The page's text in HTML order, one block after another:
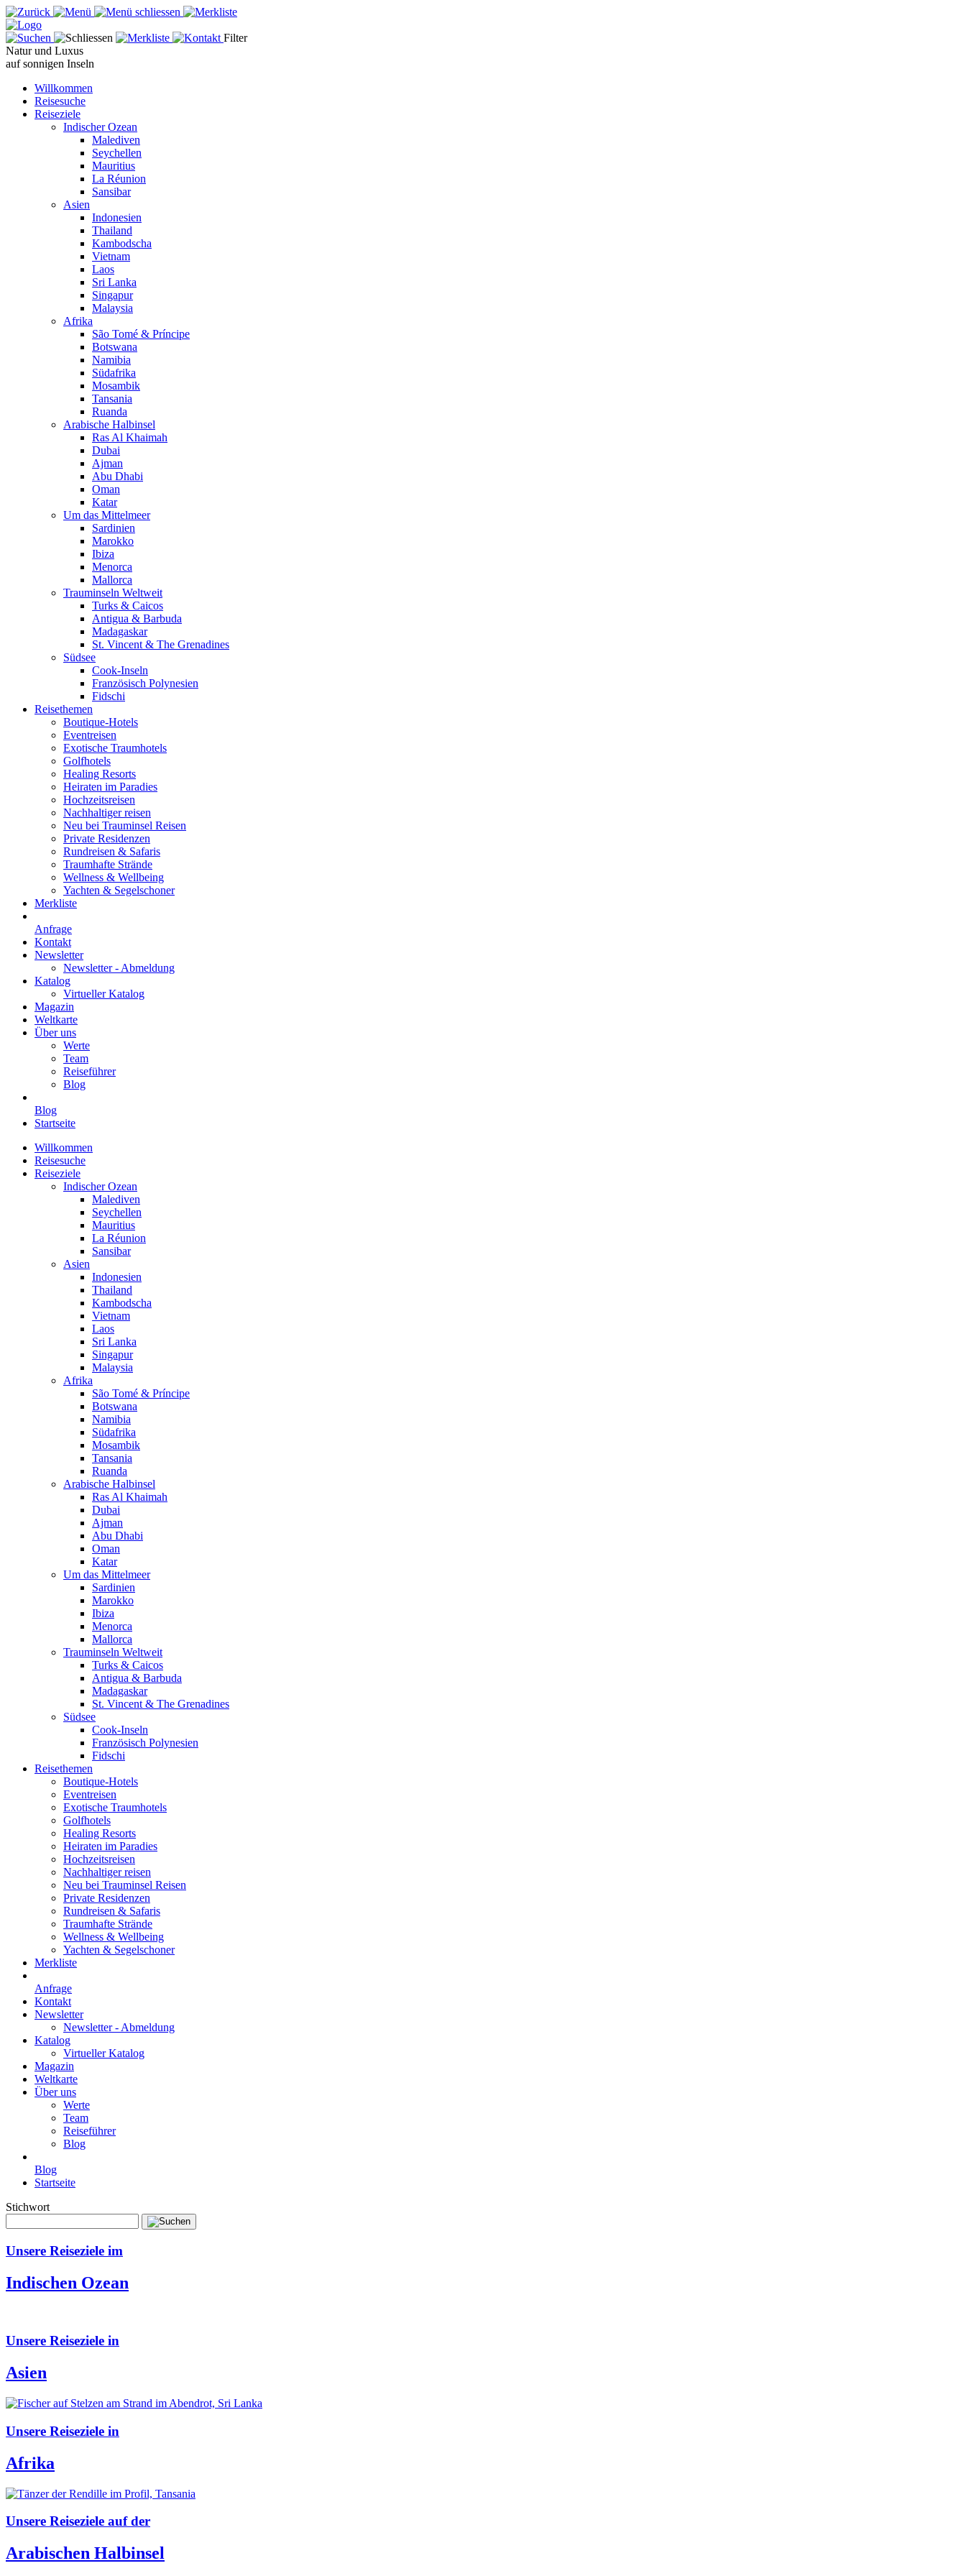
Filter
Natur und Luxus
auf sonnigen Inseln
Willkommen
Reisesuche
Reiseziele
Indischer Ozean
Malediven
Seychellen
Mauritius
La Réunion
Sansibar
Asien
Indonesien
Thailand
Kambodscha
Vietnam
Laos
Sri Lanka
Singapur
Malaysia
Afrika
São Tomé & Príncipe
Botswana
Namibia
Südafrika
Mosambik
Tansania
Ruanda
Arabische Halbinsel
Ras Al Khaimah
Dubai
Ajman
Abu Dhabi
Oman
Katar
Um das Mittelmeer
Sardinien
Marokko
Ibiza
Menorca
Mallorca
Trauminseln Weltweit
Turks & Caicos
Antigua & Barbuda
Madagaskar
St. Vincent & The Grenadines
Südsee
Cook-Inseln
Französisch Polynesien
Fidschi
Reisethemen
Boutique-Hotels
Eventreisen
Exotische Traumhotels
Golfhotels
Healing Resorts
Heiraten im Paradies
Hochzeitsreisen
Nachhaltiger reisen
Neu bei Trauminsel Reisen
Private Residenzen
Rundreisen & Safaris
Traumhafte Strände
Wellness & Wellbeing
Yachten & Segelschoner
Merkliste
Anfrage
Kontakt
Newsletter
Newsletter - Abmeldung
Katalog
Virtueller Katalog
Magazin
Weltkarte
Über uns
Werte
Team
Reiseführer
Blog
Blog
Startseite
Willkommen
Reisesuche
Reiseziele
Indischer Ozean
Malediven
Seychellen
Mauritius
La Réunion
Sansibar
Asien
Indonesien
Thailand
Kambodscha
Vietnam
Laos
Sri Lanka
Singapur
Malaysia
Afrika
São Tomé & Príncipe
Botswana
Namibia
Südafrika
Mosambik
Tansania
Ruanda
Arabische Halbinsel
Ras Al Khaimah
Dubai
Ajman
Abu Dhabi
Oman
Katar
Um das Mittelmeer
Sardinien
Marokko
Ibiza
Menorca
Mallorca
Trauminseln Weltweit
Turks & Caicos
Antigua & Barbuda
Madagaskar
St. Vincent & The Grenadines
Südsee
Cook-Inseln
Französisch Polynesien
Fidschi
Reisethemen
Boutique-Hotels
Eventreisen
Exotische Traumhotels
Golfhotels
Healing Resorts
Heiraten im Paradies
Hochzeitsreisen
Nachhaltiger reisen
Neu bei Trauminsel Reisen
Private Residenzen
Rundreisen & Safaris
Traumhafte Strände
Wellness & Wellbeing
Yachten & Segelschoner
Merkliste
Anfrage
Kontakt
Newsletter
Newsletter - Abmeldung
Katalog
Virtueller Katalog
Magazin
Weltkarte
Über uns
Werte
Team
Reiseführer
Blog
Blog
Startseite
Stichwort
Unsere Reiseziele im
Indischen Ozean
Unsere Reiseziele in
Asien
Unsere Reiseziele in
Afrika
Unsere Reiseziele auf der
Arabischen Halbinsel